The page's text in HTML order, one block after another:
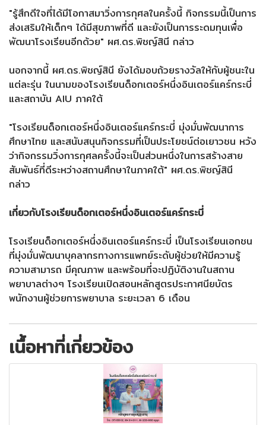
"รู้สึกดีใจที่ได้มีโอกาสมาวิ่งการกุศลในครั้งนี้ กิจกรรมนี้เป็นการ
ส่งเสริมให้เด็กๆ ได้มีสุขภาพที่ดี และยังเป็นการระดมทุนเพื่อ
พัฒนาโรงเรียนอีกด้วย" ผศ.ดร.พิชญ์สินี กล่าว
นอกจากนี้ ผศ.ดร.พิชญ์สินี ยังได้มอบถ้วยรางวัลให้กับผู้ชนะใน
แต่ละรุ่น ในนามของโรงเรียนด็อกเตอร์หนึ่งอินเตอร์แคร์กระบี่
และสถาบัน AIU ภาคใต้
"โรงเรียนด็อกเตอร์หนึ่งอินเตอร์แคร์กระบี่ มุ่งมั่นพัฒนาการ
ศึกษาไทย และสนับสนุนกิจกรรมที่เป็นประโยชน์ต่อเยาวชน หวัง
ว่ากิจกรรมวิ่งการกุศลครั้งนี้จะเป็นส่วนหนึ่งในการสร้างสาย
สัมพันธ์ที่ดีระหว่างสถานศึกษาในภาคใต้" ผศ.ดร.พิชญ์สินี
กล่าว
เกี่ยวกับโรงเรียนด็อกเตอร์หนึ่งอินเตอร์แคร์กระบี่
โรงเรียนด็อกเตอร์หนึ่งอินเตอร์แคร์กระบี่ เป็นโรงเรียนเอกชน
ที่มุ่งมั่นพัฒนาบุคลากรทางการแพทย์ระดับผู้ช่วยให้มีความรู้
ความสามารถ มีคุณภาพ และพร้อมที่จะปฏิบัติงานในสถาน
พยาบาลต่างๆ โรงเรียนเปิดสอนหลักสูตรประกาศนียบัตร
พนักงานผู้ช่วยการพยาบาล ระยะเวลา 6 เดือน
เนื้อหาที่เกี่ยวข้อง